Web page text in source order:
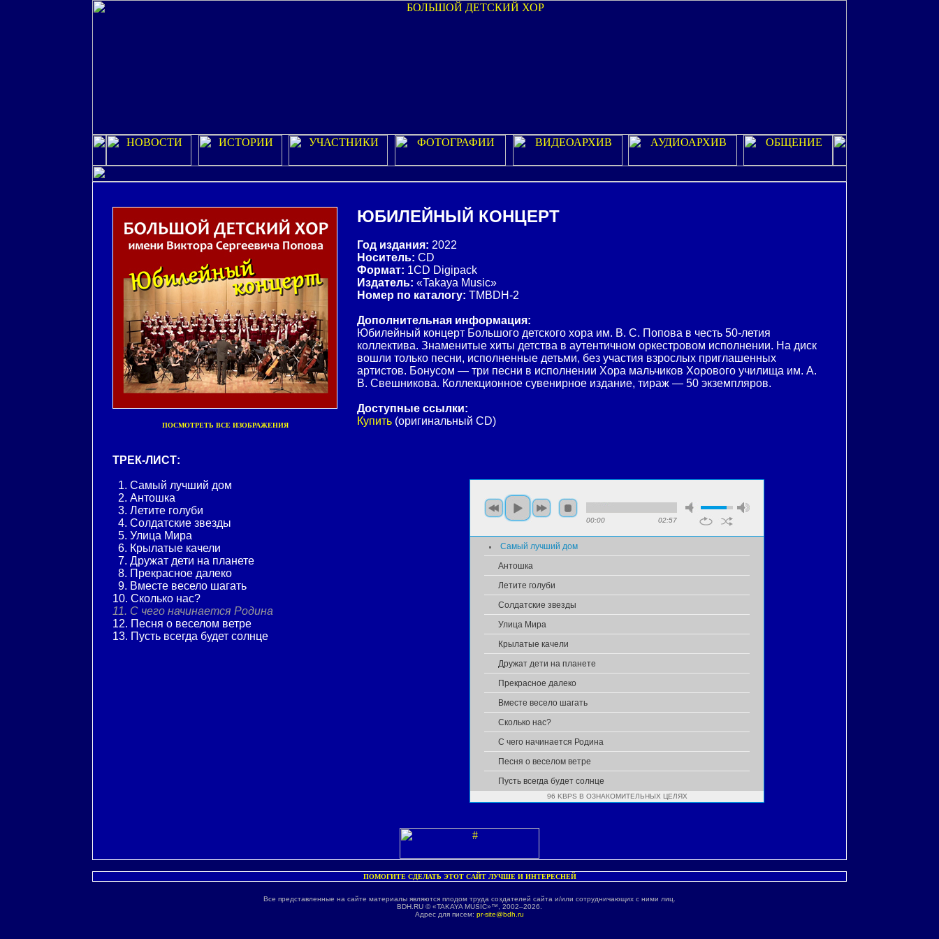
ПОСМОТРЕТЬ ВСЕ ИЗОБРАЖЕНИЯ
ЮБИЛЕЙНЫЙ КОНЦЕРТ
Год издания: 2022
Носитель: CD
Формат: 1CD Digipack
Издатель: «Takaya Music»
Номер по каталогу: TMBDH-2
Дополнительная информация:
Юбилейный концерт Большого детского хора им. В. С. Попова в честь 50-летия
коллектива. Знаменитые хиты детства в аутентичном оркестровом исполнении. На диск
вошли только песни, исполненные детьми, без участия взрослых приглашенных
артистов. Бонусом — три песни в исполнении Хора мальчиков Хорового училища им. А.
В. Свешникова. Коллекционное сувенирное издание, тираж — 50 экземпляров.
Доступные ссылки:
Купить (оригинальный CD)
ТРЕК-ЛИСТ:
1. Самый лучший дом
2. Антошка
3. Летите голуби
4. Солдатские звезды
5. Улица Мира
6. Крылатые качели
7. Дружат дети на планете
8. Прекрасное далеко
9. Вместе весело шагать
10. Сколько нас?
11. С чего начинается Родина
12. Песня о веселом ветре
13. Пусть всегда будет солнце
00:00 02:57
Самый лучший дом
Антошка
Летите голуби
Солдатские звезды
Улица Мира
Крылатые качели
Дружат дети на планете
Прекрасное далеко
Вместе весело шагать
Сколько нас?
С чего начинается Родина
Песня о веселом ветре
Пусть всегда будет солнце
96 KBPS В ОЗНАКОМИТЕЛЬНЫХ ЦЕЛЯХ
ПОМОГИТЕ СДЕЛАТЬ ЭТОТ САЙТ ЛУЧШЕ И ИНТЕРЕСНЕЙ
Все представленные на сайте материалы являются плодом труда создателей сайта и/или сотрудничающих с ними лиц.
BDH.RU © «TAKAYA MUSIC»™, 2002–2026.
Адрес для писем: pr-site@bdh.ru